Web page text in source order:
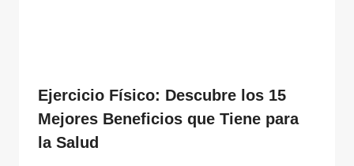
Ejercicio Físico: Descubre los 15
Mejores Beneficios que Tiene para
la Salud